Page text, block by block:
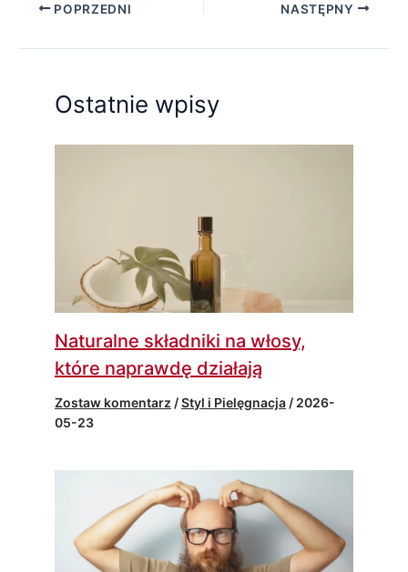
POPRZEDNI NASTĘPNY
Ostatnie wpisy
Naturalne składniki na włosy,
które naprawdę działają
Zostaw komentarz /Styl i Pielęgnacja / 2026-
05-23